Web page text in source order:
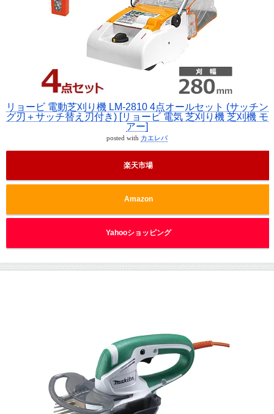
リョービ 電動芝刈り機 LM-2810 4点オールセット (サッチン
グ刃＋サッチ替え刃付き) [リョービ 電気 芝刈り機 芝刈機 モ
アー]
posted with カエレバ
楽天市場
Amazon
Yahooショッピング